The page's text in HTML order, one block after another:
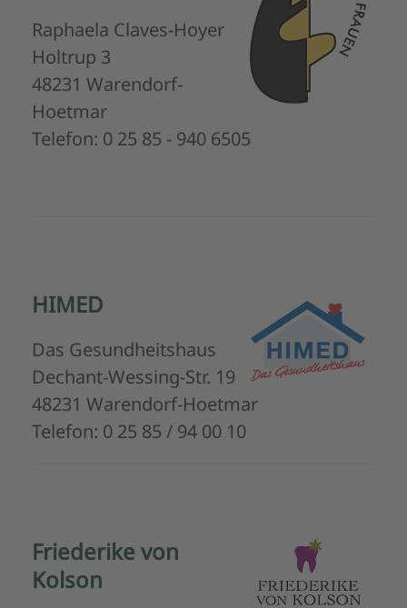
Raphaela Claves-Hoyer
Holtrup 3
48231 Warendorf-
Hoetmar
Telefon: 0 25 85 - 940 6505
HIMED
Das Gesundheitshaus
Dechant-Wessing-Str. 19
48231 Warendorf-Hoetmar
Telefon: 0 25 85 / 94 00 10
Friederike von
Kolson